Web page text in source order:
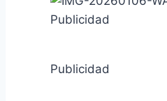
Publicidad
Publicidad